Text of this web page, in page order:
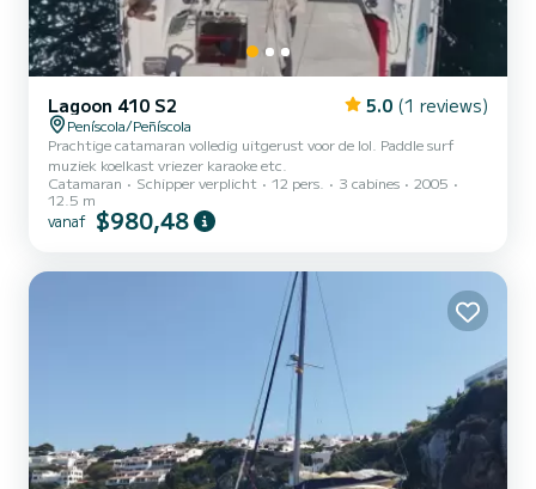
Lagoon 410 S2 5.0 (1 reviews)
Peníscola/Peñíscola
Prachtige catamaran volledig uitgerust voor de lol. Paddle surf
muziek koelkast vriezer karaoke etc.
Catamaran
Schipper verplicht 12 pers. 3 cabines
2005
12.5 m
vanaf $980,48